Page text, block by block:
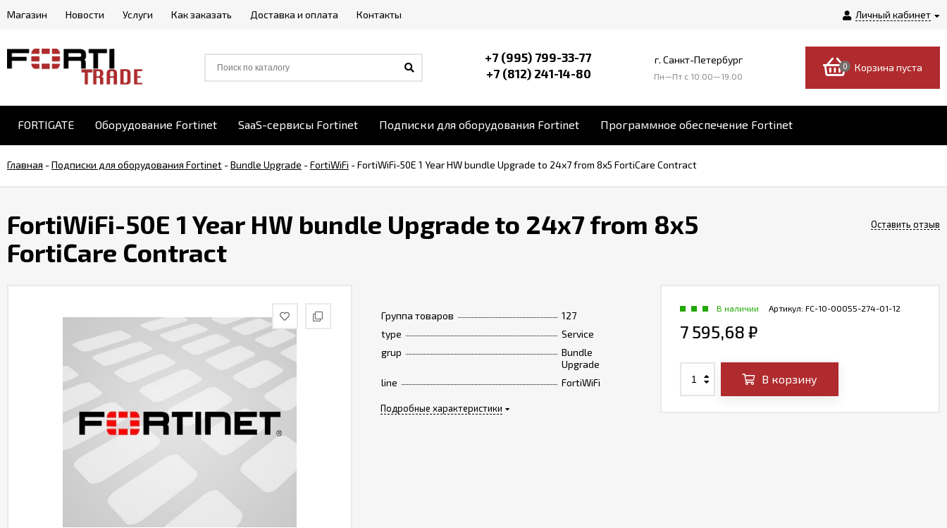
Личный кабинет
Магазин Новости Услуги Как заказать Доставка и оплата Контакты
+7 (995) 799-33-77
+7 (812) 241-14-80
г. Санкт-Петербург
Пн—Пт c 10:00—19:00
0 Корзина пуста
FORTIGATE Оборудование Fortinet SaaS-сервисы Fortinet Подписки для оборудования Fortinet Программное обеспечение Fortinet
Главная -Подписки для оборудования Fortinet -Bundle Upgrade -FortiWiFi -FortiWiFi-50E 1 Year HW bundle Upgrade to 24x7 from 8x5 FortiCare Contract
FortiWiFi-50E 1 Year HW bundle Upgrade to 24x7 from 8x5
FortiCare Contract
Оставить отзыв
Группа товаров
127
type
Service
grup
Bundle
Upgrade
line
FortiWiFi
Подробные характеристики
Артикул: FC-10-00055-274-01-12
В наличии
7 595,68 ₽
В корзину